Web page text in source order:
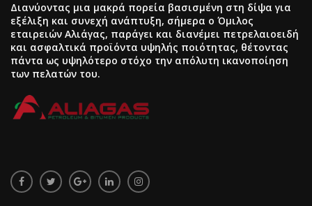
Διανύοντας μια μακρά πορεία βασισμένη στη δίψα για
εξέλιξη και συνεχή ανάπτυξη, σήμερα ο Όμιλος
εταιρειών Αλιάγας, παράγει και διανέμει πετρελαιοειδή
και ασφαλτικά προϊόντα υψηλής ποιότητας, θέτοντας
πάντα ως υψηλότερο στόχο την απόλυτη ικανοποίηση
των πελατών του.